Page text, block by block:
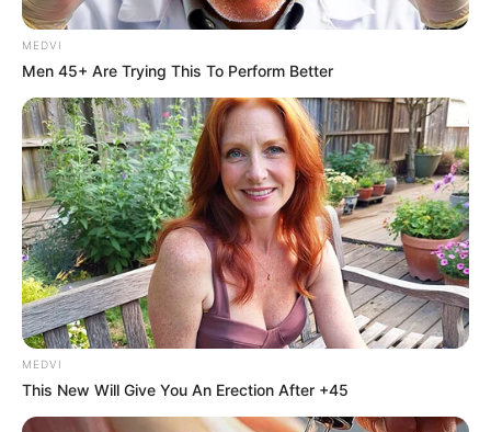
Hidden Sins: 15 Bible Prohibited Acts We All Commit!
BRAINBERRIES
MEDVI
Men 45+ Are Trying This To Perform Better
MEDVI
This New Will Give You An Erection After +45